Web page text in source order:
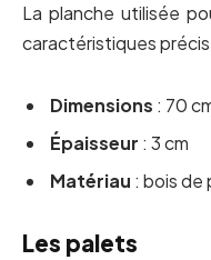
La planche utilisée
caractéristiques
Dimensions : 70
Épaisseur : 3 cm
Matériau : bois de
Les palets